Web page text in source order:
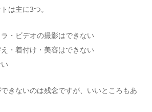
は主に3つ。
・ビデオの撮影はできない
・着付け・美容はできない
きないのは残念ですが、いいところもあ